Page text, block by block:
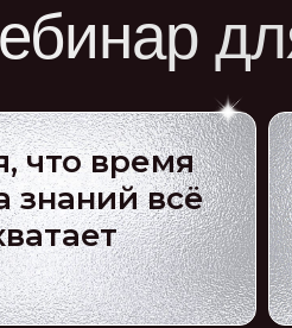
что время
знаний всё